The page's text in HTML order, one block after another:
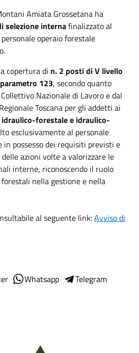
Amiata Grossetana ha
selezione internafinalizzato al
operaio forestale
copertura di n. 2 posti di V livello
123, secondo quanto
Nazionale di Lavoro e dal
Toscana per gli addetti ai
forestale e idraulico-
esclusivamente al personale
in possesso dei requisiti previsti e
azioni volte a valorizzare le
interne, riconoscendo il ruolo
nella gestione e nella
al seguente link:Avviso di
Whatsapp
Telegram